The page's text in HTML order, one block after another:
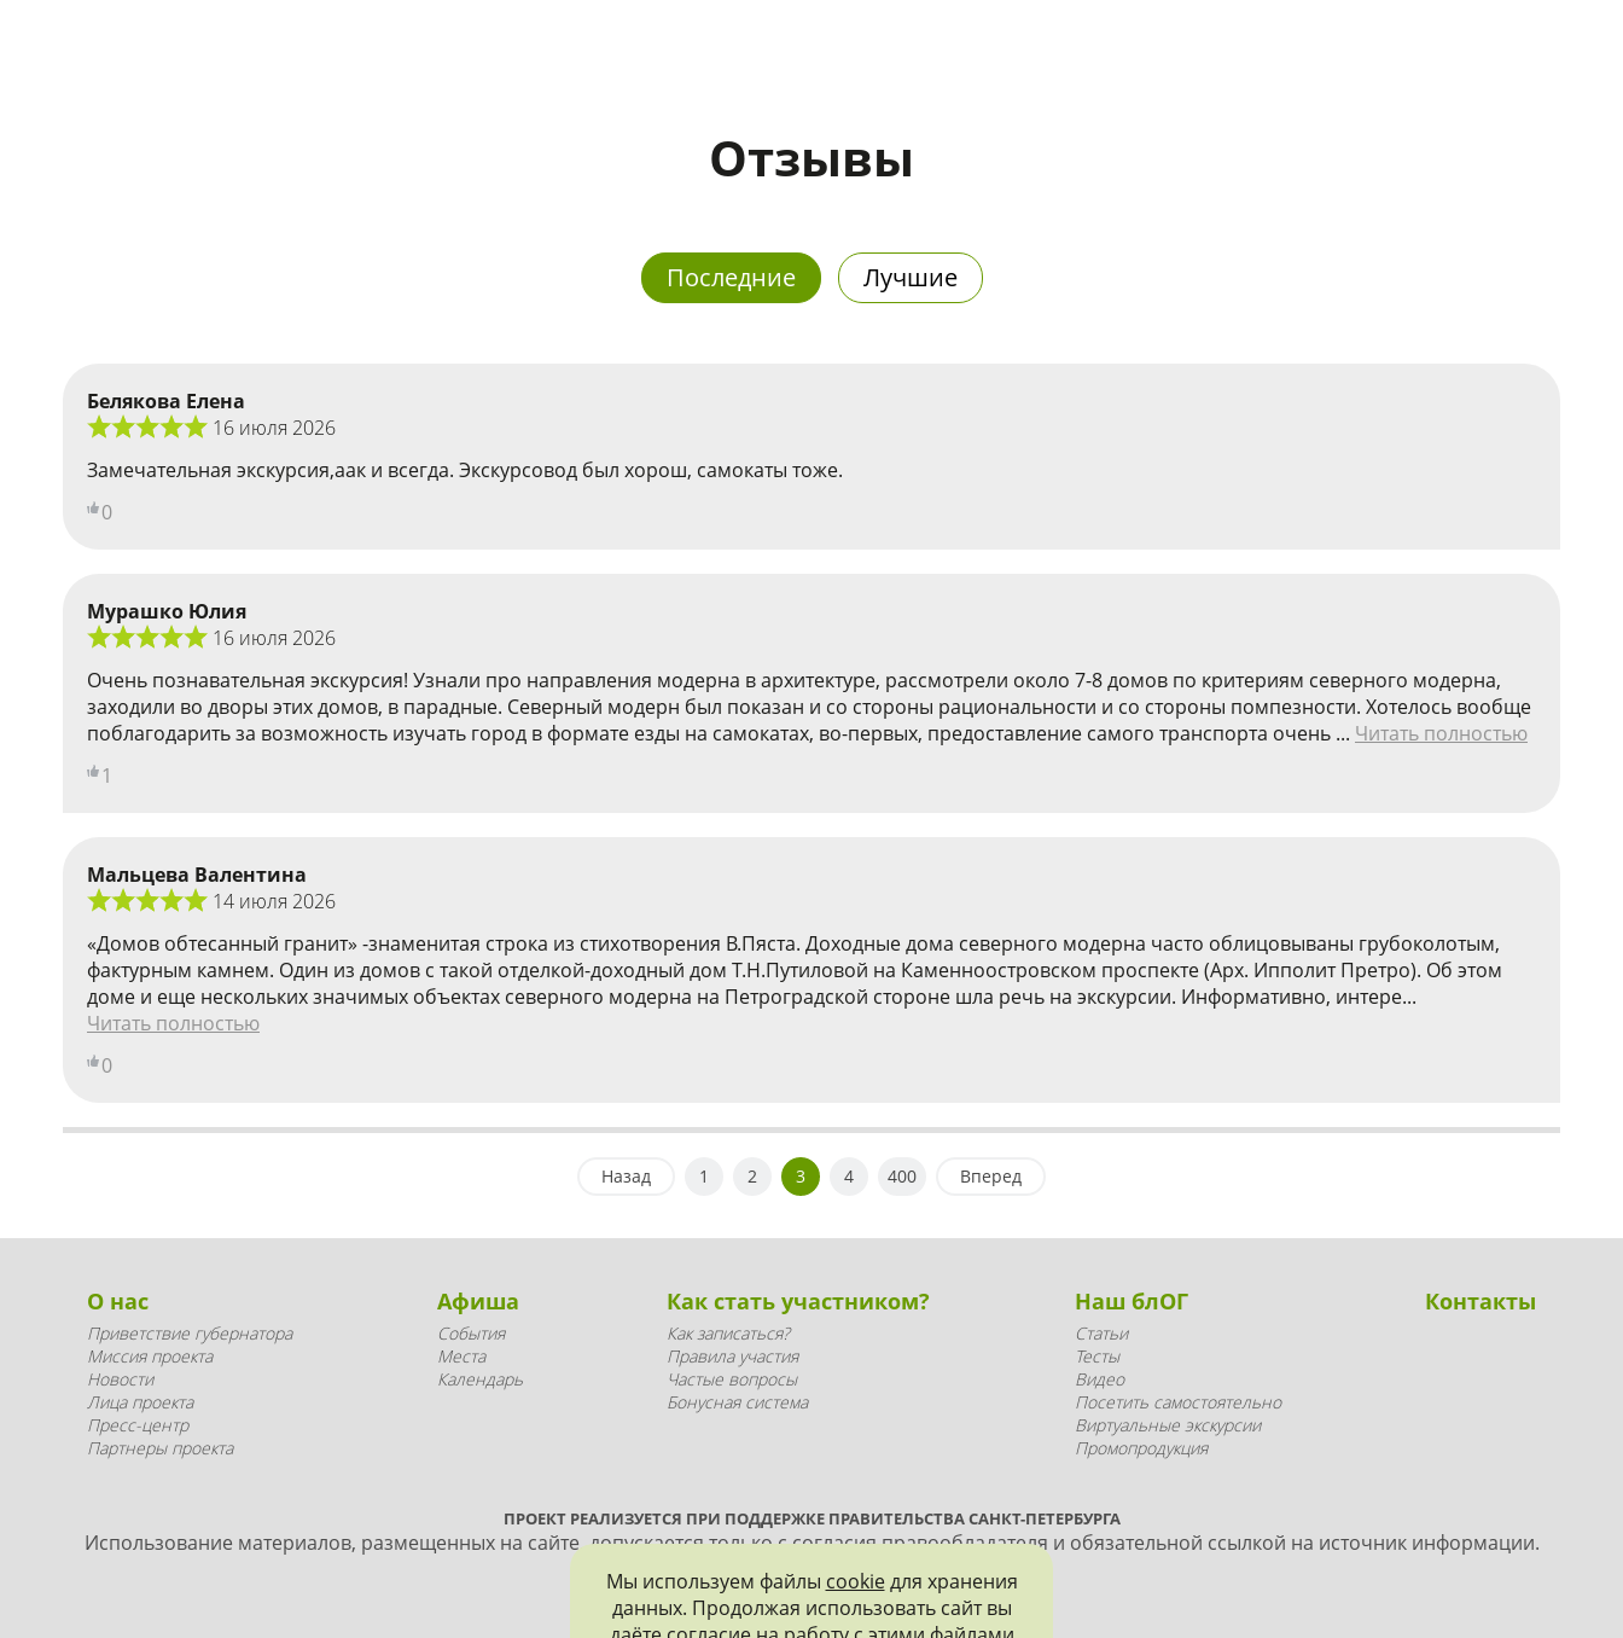
Отзывы
Последние Лучшие
Белякова Елена
16 июля 2026
Замечательная экскурсия,аак и всегда. Экскурсовод был хорош, самокаты тоже.
0
Мурашко Юлия
16 июля 2026
Очень познавательная экскурсия! Узнали про направления модерна в архитектуре, рассмотрели около 7-8 домов по критериям северного модерна,
заходили во дворы этих домов, в парадные. Cеверный модерн был показан и со стороны рациональности и со стороны помпезности. Хотелось вообще
поблагодарить за возможность изучать город в формате езды на самокатах, во-первых, предоставление самого транспорта очень ... Читать полностью
1
Мальцева Валентина
14 июля 2026
«Домов обтесанный гранит» -знаменитая строка из стихотворения В.Пяста. Доходные дома северного модерна часто облицовываны грубоколотым,
фактурным камнем. Один из домов с такой отделкой-доходный дом Т.Н.Путиловой на Каменноостровском проспекте (Арх. Ипполит Претро). Об этом
доме и еще нескольких значимых объектах северного модерна на Петроградской стороне шла речь на экскурсии. Информативно, интере...
Читать полностью
0
Назад 1 2 3 4 400 Вперед
О нас
Приветствие губернатора
Миссия проекта
Новости
Лица проекта
Пресс-центр
Партнеры проекта
Афиша
События
Места
Календарь
Как стать участником?
Как записаться?
Правила участия
Частые вопросы
Бонусная система
Наш блОГ
Статьи
Тесты
Видео
Посетить самостоятельно
Виртуальные экскурсии
Промопродукция
Контакты
ПРОЕКТ РЕАЛИЗУЕТСЯ ПРИ ПОДДЕРЖКЕ ПРАВИТЕЛЬСТВА САНКТ-ПЕТЕРБУРГА
Использование материалов, размещенных на сайте, допускается только с согласия правообладателя и обязательной ссылкой на источник информации.
Мы используем файлы cookieдля хранения
данных. Продолжая использовать сайт вы